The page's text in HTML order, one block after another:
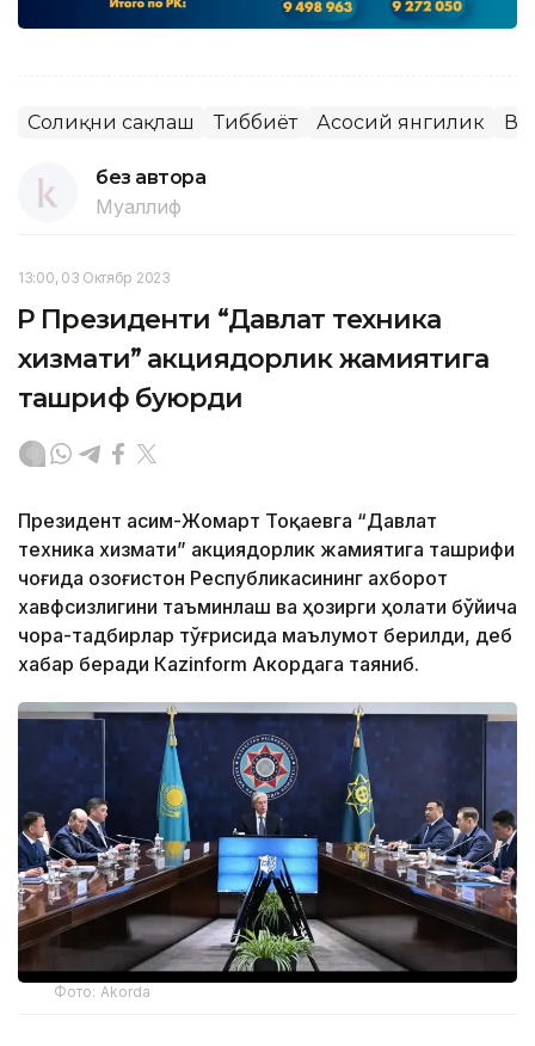
Соғлиқни сақлаш Тиббиёт Асосий янгилик
без автора
Муаллиф
13:00, 03 Октябр 2023
ҚР Президенти “Давлат техника
хизмати” акциядорлик жамиятига
ташриф буюрди
Президент Қасим-Жомарт Тоқаевга “Давлат
техника хизмати” акциядорлик жамиятига ташрифи
чоғида Қозоғистон Республикасининг ахборот
хавфсизлигини таъминлаш ва ҳозирги ҳолати бўйича
чора-тадбирлар тўғрисида маълумот берилди, деб
хабар беради Каzinform Акордага таяниб.
Фото: Akorda